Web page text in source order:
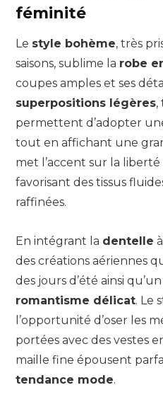
féminité
Le style bohème, très
saisons, sublime la robe
coupes amples et ses
superpositions légères,
permettent d’adopter
tout en affichant une
met l’accent sur la
favorisant des tissus
raffinées.
En intégrant la dentelle
des créations aériennes
des jours d’été ainsi
romantisme délicat. Le
l’opportunité d’oser les
portées avec des vestes
maille fine épousent
tendance mode.